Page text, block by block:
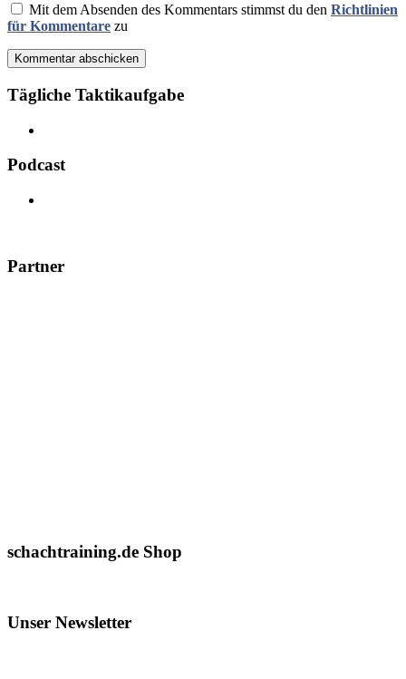
Mit dem Absenden des Kommentars stimmst du den Richtlinien
für Kommentare zu
Kommentar abschicken
Tägliche Taktikaufgabe
Podcast
Partner
schachtraining.de Shop
Unser Newsletter